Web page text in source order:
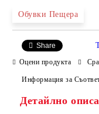
Ние ще се свържем с
Обувки Пещера
Share
Оцени продукта
Информация за
Детайлно